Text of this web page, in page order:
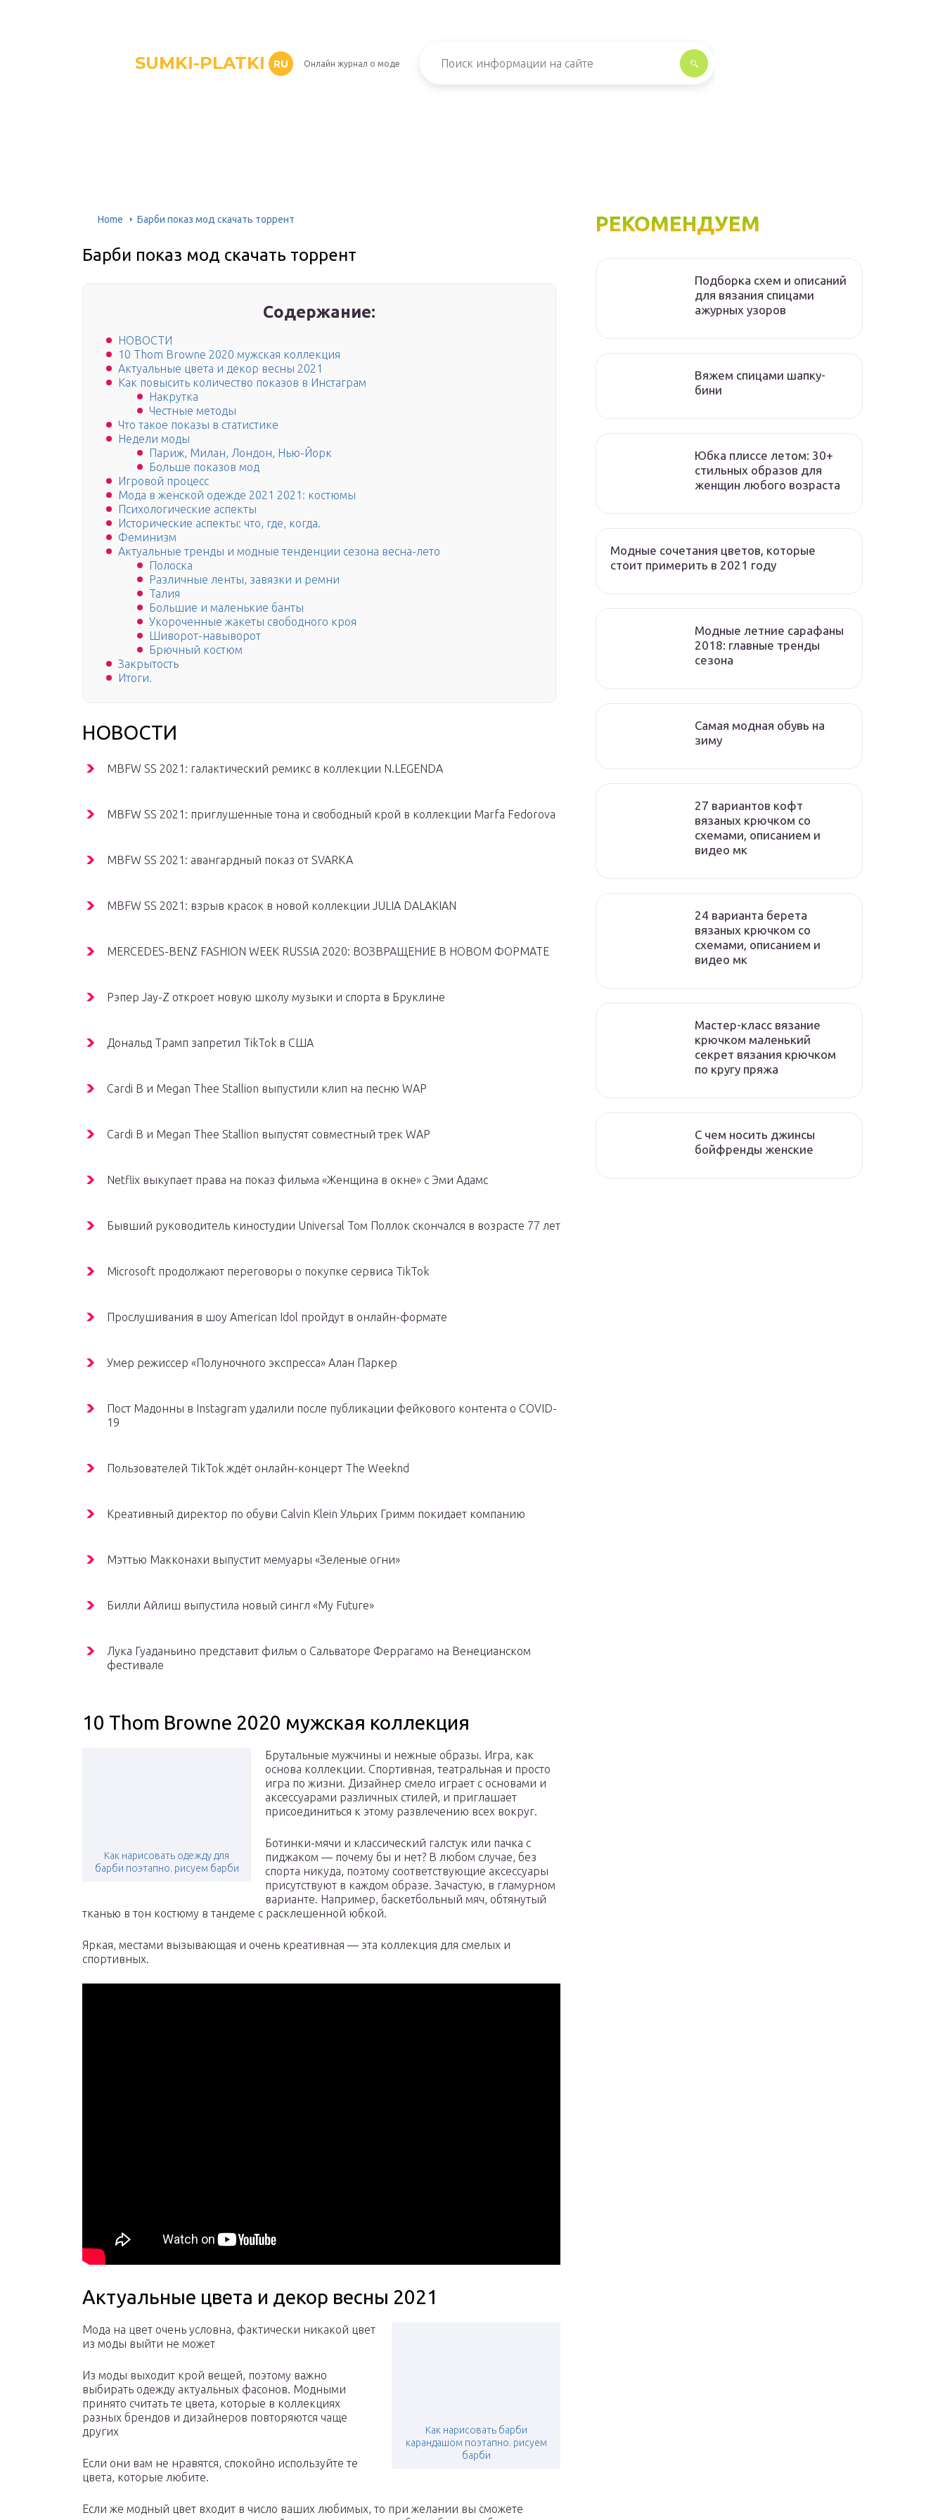
SUMKI-PLATKI RU Онлайн журнал о моде
Home Барби показ мод скачать торрент
Барби показ мод скачать торрент
Содержание:
НОВОСТИ
10 Thom Browne 2020 мужская коллекция
Актуальные цвета и декор весны 2021
Как повысить количество показов в Инстаграм
Накрутка
Честные методы
Что такое показы в статистике
Недели моды
Париж, Милан, Лондон, Нью-Йорк
Больше показов мод
Игровой процесс
Мода в женской одежде 2021 2021: костюмы
Психологические аспекты
Исторические аспекты: что, где, когда.
Феминизм
Актуальные тренды и модные тенденции сезона весна-лето
Полоска
Различные ленты, завязки и ремни
Талия
Большие и маленькие банты
Укороченные жакеты свободного кроя
Шиворот-навыворот
Брючный костюм
Закрытость
Итоги.
НОВОСТИ
MBFW SS 2021: галактический ремикс в коллекции N.LEGENDA
MBFW SS 2021: приглушенные тона и свободный крой в коллекции Marfa Fedorova
MBFW SS 2021: авангардный показ от SVARKA
MBFW SS 2021: взрыв красок в новой коллекции JULIA DALAKIAN
MERCEDES-BENZ FASHION WEEK RUSSIA 2020: ВОЗВРАЩЕНИЕ В НОВОМ ФОРМАТЕ
Рэпер Jay-Z откроет новую школу музыки и спорта в Бруклине
Дональд Трамп запретил TikTok в США
Cardi B и Megan Thee Stallion выпустили клип на песню WAP
Cardi B и Megan Thee Stallion выпустят совместный трек WAP
Netflix выкупает права на показ фильма «Женщина в окне» с Эми Адамс
Бывший руководитель киностудии Universal Том Поллок скончался в возрасте 77 лет
Microsoft продолжают переговоры о покупке сервиса TikTok
Прослушивания в шоу American Idol пройдут в онлайн-формате
Умер режиссер «Полуночного экспресса» Алан Паркер
Пост Мадонны в Instagram удалили после публикации фейкового контента о COVID-
19
Пользователей TikTok ждёт онлайн-концерт The Weeknd
Креативный директор по обуви Calvin Klein Ульрих Гримм покидает компанию
Мэттью Макконахи выпустит мемуары «Зеленые огни»
Билли Айлиш выпустила новый сингл «My Future»
Лука Гуаданьино представит фильм о Сальваторе Феррагамо на Венецианском
фестивале
10 Thom Browne 2020 мужская коллекция
Как нарисовать одежду для
барби поэтапно. рисуем барби
Брутальные мужчины и нежные образы. Игра, как
основа коллекции. Спортивная, театральная и просто
игра по жизни. Дизайнер смело играет с основами и
аксессуарами различных стилей, и приглашает
присоединиться к этому развлечению всех вокруг.
Ботинки-мячи и классический галстук или пачка с
пиджаком — почему бы и нет? В любом случае, без
спорта никуда, поэтому соответствующие аксессуары
присутствуют в каждом образе. Зачастую, в гламурном
варианте. Например, баскетбольный мяч, обтянутый
тканью в тон костюму в тандеме с расклешенной юбкой.
Яркая, местами вызывающая и очень креативная — эта коллекция для смелых и
спортивных.
Актуальные цвета и декор весны 2021
Как нарисовать барби
карандашом поэтапно. рисуем
барби
Мода на цвет очень условна, фактически никакой цвет
из моды выйти не может
Из моды выходит крой вещей, поэтому важно
выбирать одежду актуальных фасонов. Модными
принято считать те цвета, которые в коллекциях
разных брендов и дизайнеров повторяются чаще
других
Если они вам не нравятся, спокойно используйте те
цвета, которые любите.
Если же модный цвет входит в число ваших любимых, то при желании вы сможете
РЕКОМЕНДУЕМ
Подборка схем и описаний
для вязания спицами
ажурных узоров
Вяжем спицами шапку-
бини
Юбка плиссе летом: 30+
стильных образов для
женщин любого возраста
Модные сочетания цветов, которые
стоит примерить в 2021 году
Модные летние сарафаны
2018: главные тренды
сезона
Самая модная обувь на
зиму
27 вариантов кофт
вязаных крючком со
схемами, описанием и
видео мк
24 варианта берета
вязаных крючком со
схемами, описанием и
видео мк
Мастер-класс вязание
крючком маленький
секрет вязания крючком
по кругу пряжа
С чем носить джинсы
бойфренды женские